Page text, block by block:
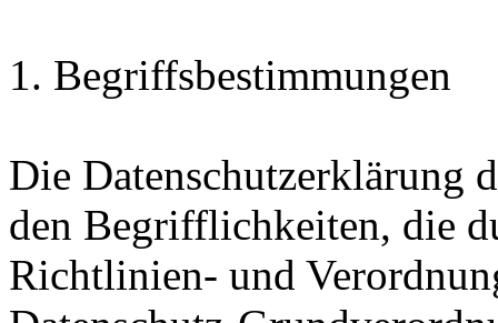
1. Begriffsbestimmungen
Die Datenschutzerklärung
den Begrifflichkeiten, die
Richtlinien- und